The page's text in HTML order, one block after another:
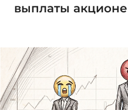
выплаты